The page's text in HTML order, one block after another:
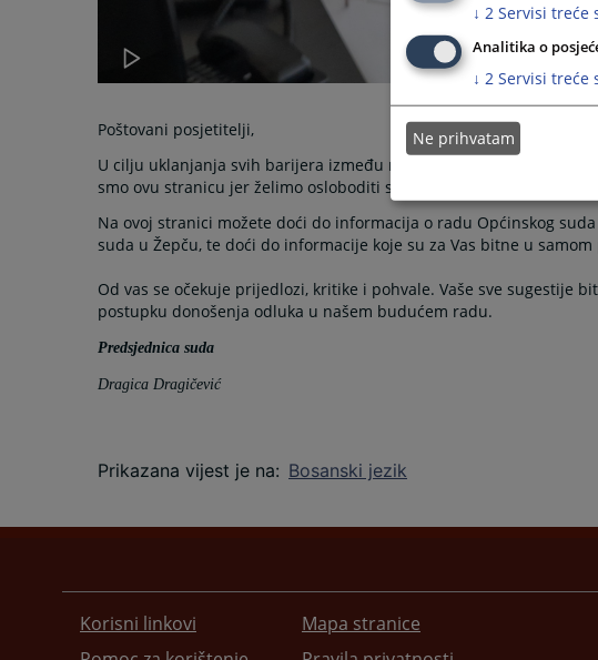
Poštovani posjetitelji,
U cilju uklanjanja svih barijera između nas kao davatelja sudskih
smo ovu stranicu jer želimo osloboditi se svih relikata prošlosti koji
Na ovoj stranici možete doći do informacija o radu Općinskog
suda u Žepču, te doći do informacije koje su za Vas bitne u
Od vas se očekuje prijedlozi, kritike i pohvale. Vaše sve sugestije
postupku donošenja odluka u našem budućem radu.
Predsjednica suda
Dragica Dragičević
Prikazana vijest je na: Bosanski jezik
Korisni linkovi
Mapa stranice
↓ 2 Servisi treće
Analitika o
↓ 2 Servisi treće
Ne prihvatam